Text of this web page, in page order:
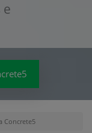
Concrete5